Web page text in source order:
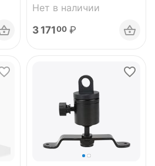
Нет в наличии
3 17100 ₽